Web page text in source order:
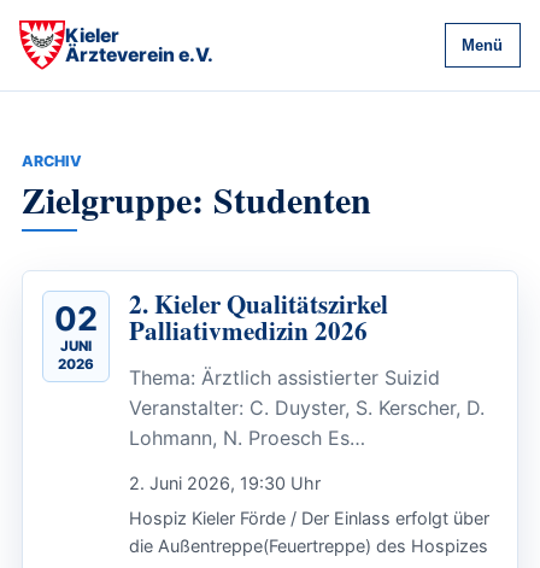
Kieler
Ärzteverein e.V.
Menü
ARCHIV
Zielgruppe: Studenten
02
JUNI
2026
2. Kieler Qualitätszirkel
Palliativmedizin 2026
Thema: Ärztlich assistierter Suizid
Veranstalter: C. Duyster, S. Kerscher, D.
Lohmann, N. Proesch Es…
2. Juni 2026, 19:30 Uhr
Hospiz Kieler Förde / Der Einlass erfolgt über
die Außentreppe(Feuertreppe) des Hospizes